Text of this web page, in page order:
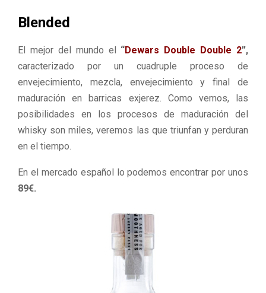
Blended
El mejor del mundo el “Dewars Double Double 2”,
caracterizado por un cuadruple proceso de
envejecimiento, mezcla, envejecimiento y final de
maduración en barricas exjerez. Como vemos, las
posibilidades en los procesos de maduración del
whisky son miles, veremos las que triunfan y perduran
en el tiempo.
En el mercado español lo podemos encontrar por unos
89€.